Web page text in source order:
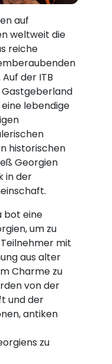
auf
weltweit die
reiche
der ITB
Gastgeberland
lebendige
historischen
Georgien
in der
bot eine
um zu
mit
aus alter
Charme zu
von der
und der
antiken
zu